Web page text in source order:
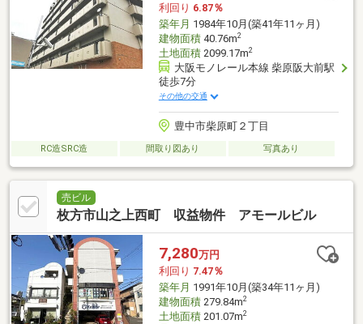
利回り 6.87％
築年月 1984年10月(築41年11ヶ月)
建物面積40.76m2
土地面積2099.17m2
大阪モノレール本線 柴原阪大前駅
徒歩7分
その他の交通
豊中市柴原町２丁目
RC造SRC造 間取り図あり 写真あり
売ビル
枚方市山之上西町 収益物件 アモールビル
7,280万円
利回り 7.47％
築年月 1991年10月(築34年11ヶ月)
建物面積279.84m2
土地面積201.07m2